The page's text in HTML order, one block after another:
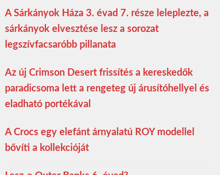
A Sárkányok Háza 3. évad 7. része leleplezte, a
sárkányok elvesztése lesz a sorozat
legszívfacsaróbb pillanata
Az új Crimson Desert frissítés a kereskedők
paradicsoma lett a rengeteg új árusítóhellyel és
eladható portékával
A Crocs egy elefánt árnyalatú ROY modellel
bővíti a kollekcióját